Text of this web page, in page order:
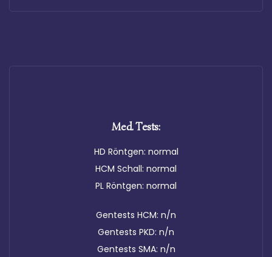
Med. Tests:
HD Röntgen: normal
HCM Schall: normal
PL Röntgen: normal
Gentests HCM: n/n
Gentests PKD: n/n
Gentests SMA: n/n